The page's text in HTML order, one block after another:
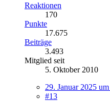
Reaktionen
170
Punkte
17.675
Beiträge
3.493
Mitglied seit
5. Oktober 2010
29. Januar 2025
#13